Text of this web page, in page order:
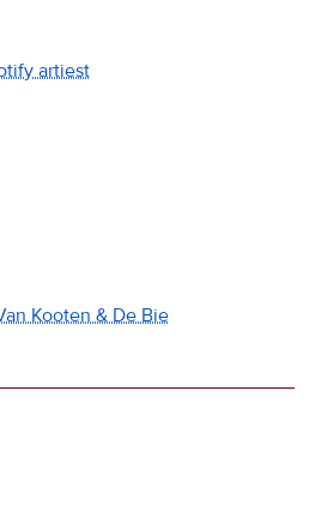
artiest
Kooten & De Bie